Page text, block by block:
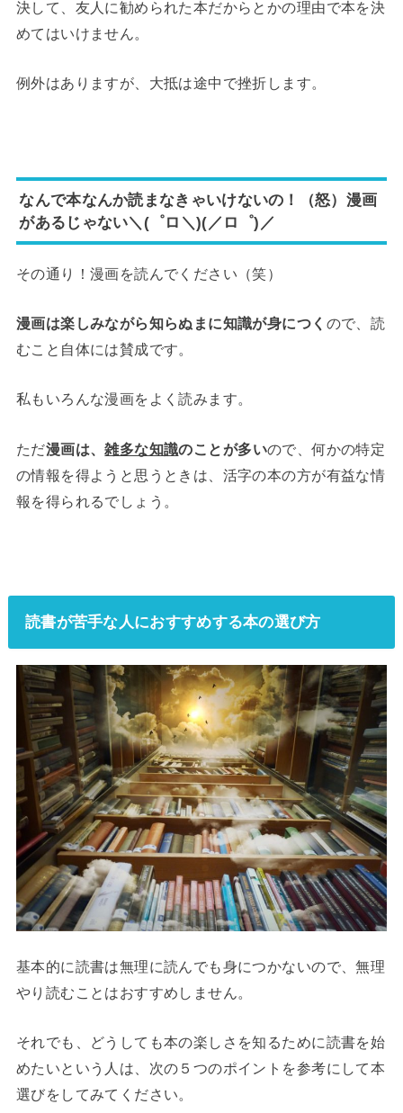
決して、友人に勧められた本だからとかの理由で本を決
めてはいけません。
例外はありますが、大抵は途中で挫折します。
なんで本なんか読まなきゃいけないの！（怒）漫画
があるじゃない＼(゜ロ＼)(／ロ゜)／
その通り！漫画を読んでください（笑）
漫画は楽しみながら知らぬまに知識が身につく ので、読
むこと自体には賛成です。
私もいろんな漫画をよく読みます。
ただ漫画は、雑多な知識のことが多いので、何かの特定
の情報を得ようと思うときは、活字の本の方が有益な情
報を得られるでしょう。
読書が苦手な人におすすめする本の選び方
基本的に読書は無理に読んでも身につかないので、無理
やり読むことはおすすめしません。
それでも、どうしても本の楽しさを知るために読書を始
めたいという人は、次の５つのポイントを参考にして本
選びをしてみてください。